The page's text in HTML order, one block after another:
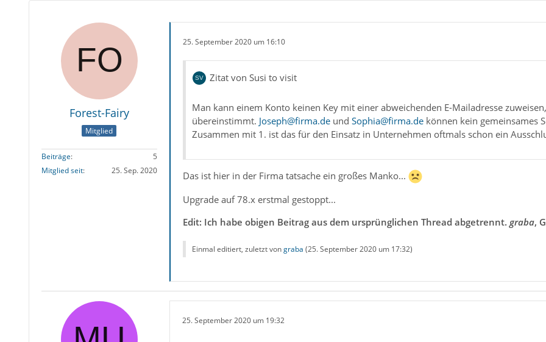
Forest-Fairy
Mitglied
Beiträge
5
Mitglied seit
25. Sep. 2020
25. September 2020 um 16:10
Zitat von Susi to visit
Man kann einem Konto keinen Key mit einer abweichenden E-Mailadresse
übereinstimmt. Joseph@firma.deund Sophia@firma.dekönnen kein gemeinsames
Zusammen mit 1. ist das für den Einsatz in Unternehmen oftmals schon ein
Das ist hier in der Firma tatsache ein großes Manko...
Upgrade auf 78.x erstmal gestoppt...
Edit: Ich habe obigen Beitrag aus dem ursprünglichen Thread abgetrennt. graba,
Einmal editiert, zuletzt vongraba (25. September 2020 um 17:32)
25. September 2020 um 19:32